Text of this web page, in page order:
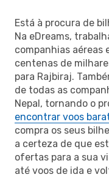
Está à procura de
Na eDreams,
companhias aéreas
centenas de
para Rajbiraj.
de todas as
Nepal, tornando o
encontrar voos
compra os seus
a certeza de que
ofertas para a sua
até voos de ida e